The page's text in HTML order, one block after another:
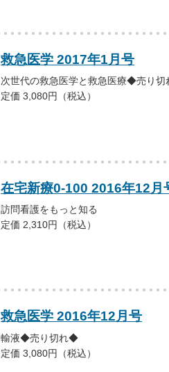
救急医学 2017年1月号
次世代の救急医学と救急医療◆売り
定価 3,080円（税込）
在宅新療0-100 2016年12月
訪問看護をもっと知る
定価 2,310円（税込）
救急医学 2016年12月号
輸液◆売り切れ◆
定価 3,080円（税込）